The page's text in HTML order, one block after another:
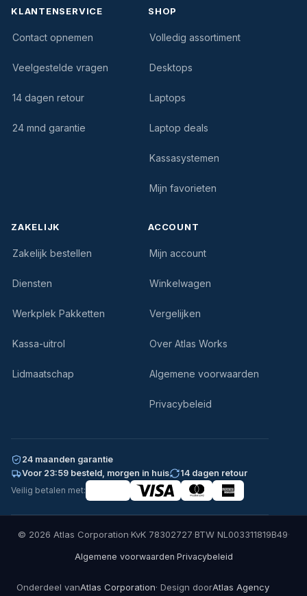
KLANTENSERVICE
Contact opnemen
Veelgestelde vragen
14 dagen retour
24 mnd garantie
SHOP
Volledig assortiment
Desktops
Laptops
Laptop deals
Kassasystemen
Mijn favorieten
ZAKELIJK
Zakelijk bestellen
Diensten
Werkplek Pakketten
Kassa-uitrol
Lidmaatschap
ACCOUNT
Mijn account
Winkelwagen
Vergelijken
Over Atlas Works
Algemene voorwaarden
Privacybeleid
24 maanden garantie
Voor 23:59 besteld, morgen in huis
14 dagen retour
Veilig betalen met:
© 2026 Atlas Corporation·KvK 78302727·BTW NL003311819B49·
Algemene voorwaarden·Privacybeleid
Onderdeel vanAtlas Corporation· Design doorAtlas Agency